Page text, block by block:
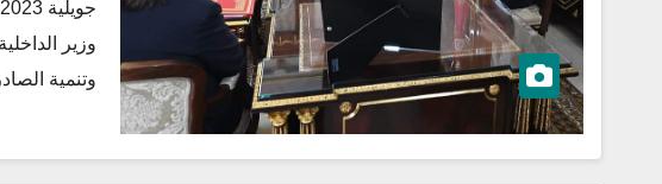
وزير
وتنمية